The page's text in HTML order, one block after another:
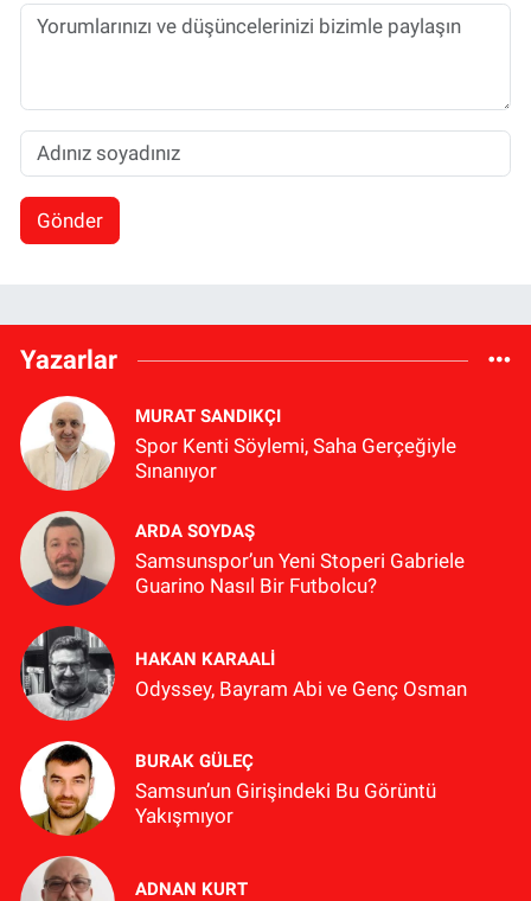
Gönder
Yazarlar
MURAT SANDIKÇI
Spor Kenti Söylemi, Saha Gerçeğiyle
Sınanıyor
ARDA SOYDAŞ
Samsunspor’un Yeni Stoperi Gabriele
Guarino Nasıl Bir Futbolcu?
HAKAN KARAALİ
Odyssey, Bayram Abi ve Genç Osman
BURAK GÜLEÇ
Samsun’un Girişindeki Bu Görüntü
Yakışmıyor
ADNAN KURT